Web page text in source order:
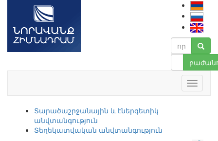
Տարածաշրջանային և էներգետիկ
անվտանգություն
Տեղեկատվական անվտանգություն